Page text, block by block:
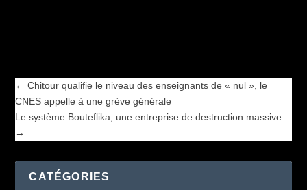
←Chitour qualifie le niveau des enseignants de « nul », le
CNES appelle à une grève générale
Le système Bouteflika, une entreprise de destruction massive
→
CATÉGORIES